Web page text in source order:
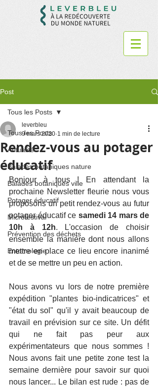
Post
Tous les Posts
Actualité
Balades botaniques nature
Balades botaniques ville
Potager éducatif
Microfestival
Prévention des déchets
Entomologie
Tous les Posts
Rendez-vous au potager
éducatif
leverbleu
9 mars 2020 1 min de lecture
Bonjour à tous ! En attendant la
prochaine Newsletter fleurie nous vous
proposons un petit rendez-vous au futur
potager éducatif ce samedi 14 mars de
10h à 12h. L'occasion de choisir
ensemble la manière dont nous allons
mettre en place ce lieu encore inanimé
et de se mettre un peu en action.
Nous avons vu lors de notre première
expédition "plantes bio-indicatrices" et
"état du sol" qu'il y avait beaucoup de
travail en prévision sur ce site. Un défit
qui ne fait pas peur aux
expérimentateurs que nous sommes !
Nous avons fait une petite zone test la
semaine dernière pour savoir sur quoi
nous lancer... Le bilan est rude : pas de